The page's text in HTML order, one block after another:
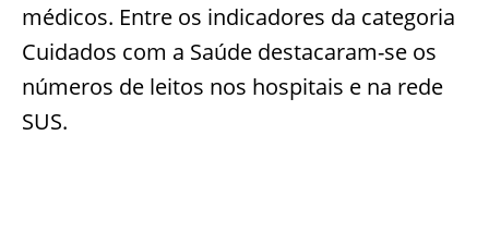
médicos. Entre os indicadores da categoria
Cuidados com a Saúde destacaram-se os
números de leitos nos hospitais e na rede
SUS.